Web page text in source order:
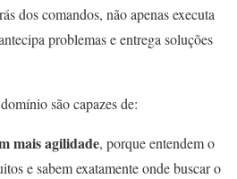
dos comandos, não apenas executa
problemas e entrega soluções
são capazes de:
mais agilidade, porque entendem o
e sabem exatamente onde buscar o